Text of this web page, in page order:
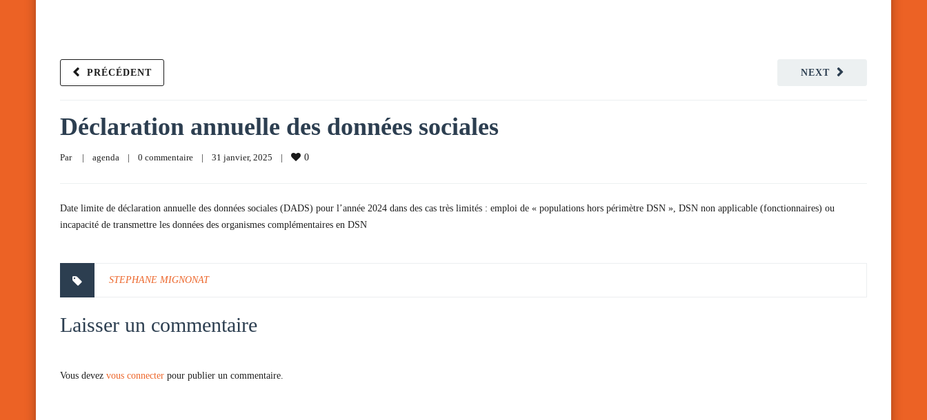
NEXT
PRÉCÉDENT
Déclaration annuelle des données sociales
Par | agenda | 0 commentaire | 31 janvier, 2025 | 0
Date limite de déclaration annuelle des données sociales (DADS) pour l’année 2024 dans des cas très limités : emploi de « populations hors périmètre DSN », DSN non applicable (fonctionnaires) ou
incapacité de transmettre les données des organismes complémentaires en DSN
STEPHANE MIGNONAT
Laisser un commentaire
Vous devez vous connecter pour publier un commentaire.